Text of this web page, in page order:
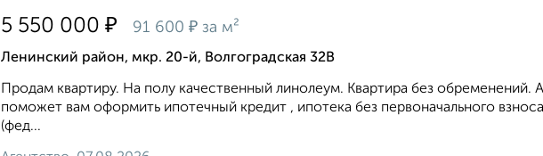
5 550 000 ₽ 91 600 ₽ за м²
Ленинский район, мкр. 20-й, Волгоградская 32В
Продам квартиру. На полу качественный линолеум. Квартира без обременений.
поможет вам оформить ипотечный кредит , ипотека без первоначального
(фед...